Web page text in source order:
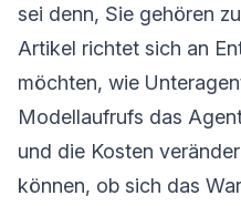
sei denn, Sie gehören
Artikel richtet sich an
möchten, wie
Modellaufrufs das
und die Kosten
können, ob sich das